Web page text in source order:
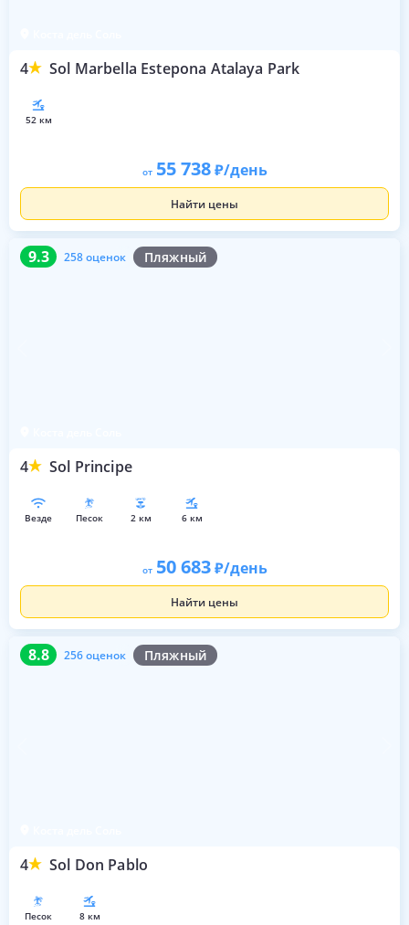
4 Sol Marbella Estepona Atalaya Park
52 км
от 55 738 /день
Найти цены
9.3 258 оценок Пляжный
4 Sol Principe
9.3 258 оценок
везде песок 2 км 6 км
от 50 683 /день
Найти цены
8.8 256 оценок Пляжный
4 Sol Don Pablo
8.8 256 оценок
песок 8 км